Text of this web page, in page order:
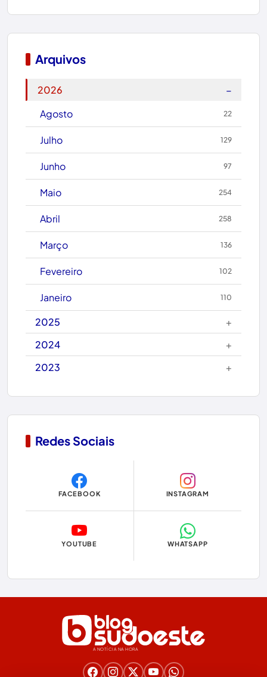
Boquira
Carinhanha
Caturama
Chapada Diamantina
Condeúba
Copa do Mundo 2026
Dom Basílio
Economia
Educação
Eleições 2024
Encruzilhada
Arquivos
2026
−
Agosto
22
Julho 129
Junho 97
Maio 254
Abril 258
Março 136
Fevereiro 102
Janeiro 110
2025
+
2024
+
2023
+
Redes Sociais
FACEBOOK INSTAGRAM
YOUTUBE WHATSAPP
A NOTÍCIA NA HORA